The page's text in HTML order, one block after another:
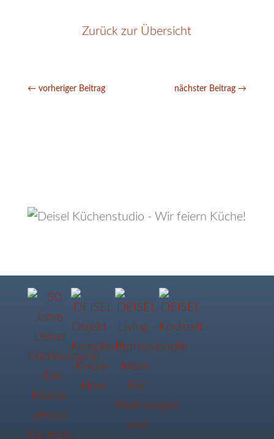
Zurück zur Übersicht
← vorheriger Beitrag nächster Beitrag →